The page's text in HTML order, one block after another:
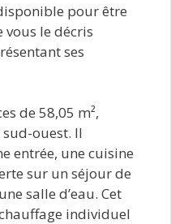
pour être
vous le décris
ses
de 58,05 m²,
sud-ouest. Il
entrée, une cuisine
sur un séjour de
salle d’eau. Cet
individuel